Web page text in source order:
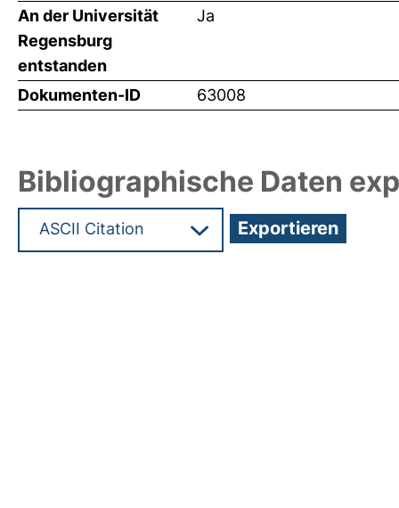
An der Universität
Regensburg
entstanden
Ja
Dokumenten-ID 63008
Bibliographische Daten